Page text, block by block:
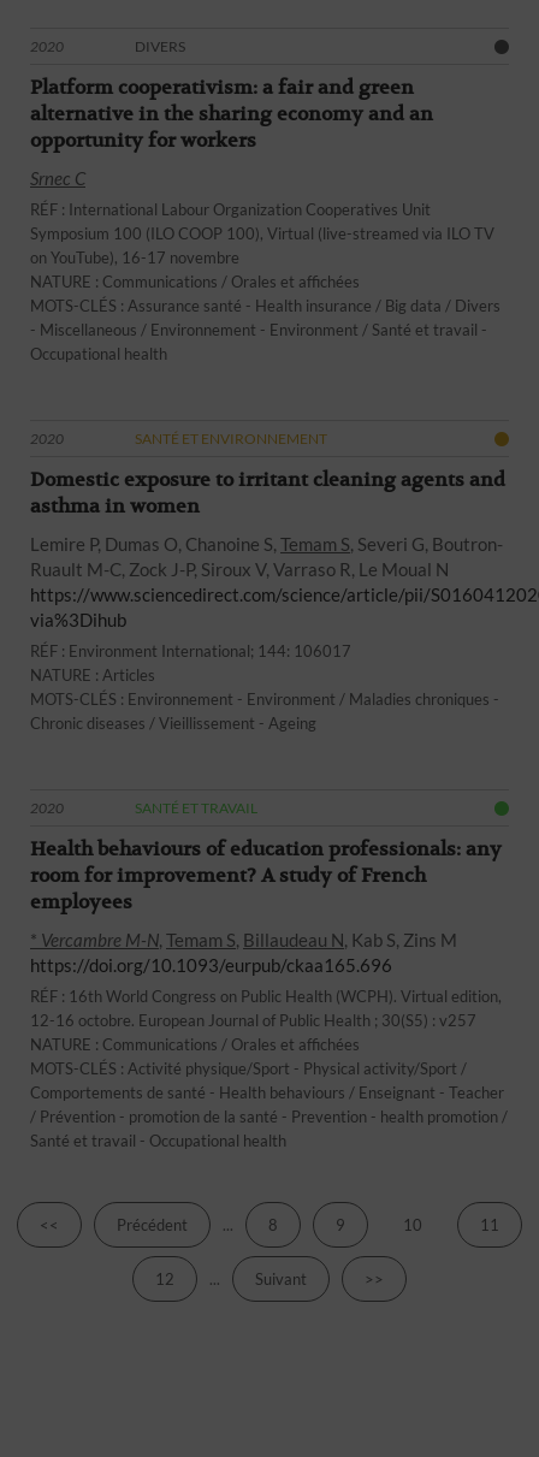
2020 DIVERS
Platform cooperativism: a fair and green
alternative in the sharing economy and an
opportunity for workers
Srnec C
RÉF : International Labour Organization Cooperatives Unit
Symposium 100 (ILO COOP 100), Virtual (live-streamed via ILO TV
on YouTube), 16-17 novembre
NATURE : Communications / Orales et affichées
MOTS-CLÉS : Assurance santé - Health insurance / Big data / Divers
- Miscellaneous / Environnement - Environment / Santé et travail -
Occupational health
2020 SANTÉ ET ENVIRONNEMENT
Domestic exposure to irritant cleaning agents and
asthma in women
Lemire P, Dumas O, Chanoine S, Temam S, Severi G, Boutron-
Ruault M-C, Zock J-P, Siroux V, Varraso R, Le Moual N
https://www.sciencedirect.com/science/article/pii/
via%3Dihub
RÉF : Environment International; 144: 106017
NATURE : Articles
MOTS-CLÉS : Environnement - Environment / Maladies chroniques -
Chronic diseases / Vieillissement - Ageing
2020 SANTÉ ET TRAVAIL
Health behaviours of education professionals: any
room for improvement? A study of French
employees
* Vercambre M-N, Temam S, Billaudeau N, Kab S, Zins M
https://doi.org/10.1093/eurpub/ckaa165.696
RÉF : 16th World Congress on Public Health (WCPH). Virtual edition,
12-16 octobre. European Journal of Public Health ; 30(S5) : v257
NATURE : Communications / Orales et affichées
MOTS-CLÉS : Activité physique/Sport - Physical activity/Sport /
Comportements de santé - Health behaviours / Enseignant - Teacher
/ Prévention - promotion de la santé - Prevention - health promotion /
Santé et travail - Occupational health
<< Précédent ... 8 9 10 11
12 ... Suivant >>